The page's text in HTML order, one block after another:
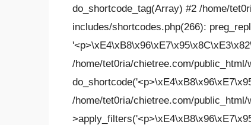
do_shortcode_tag(Array) #2 /home/
includes/shortcodes.php(266):
/home/tet0ria/chietree.com/
/home/tet0ria/chietree.com/